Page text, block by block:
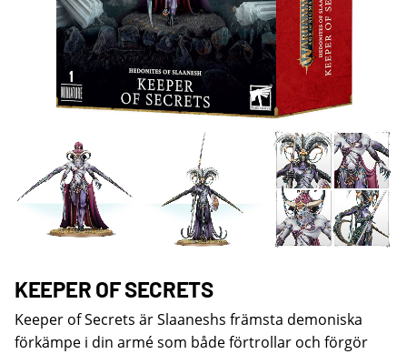
KEEPER OF SECRETS
Keeper of Secrets är Slaaneshs främsta demoniska
förkämpe i din armé som både förtrollar och förgör